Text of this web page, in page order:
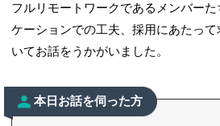
フルリモートワークであるメンバー
ケーションでの工夫、採用にあたっ
いてお話をうかがいました。
本日お話を伺った方